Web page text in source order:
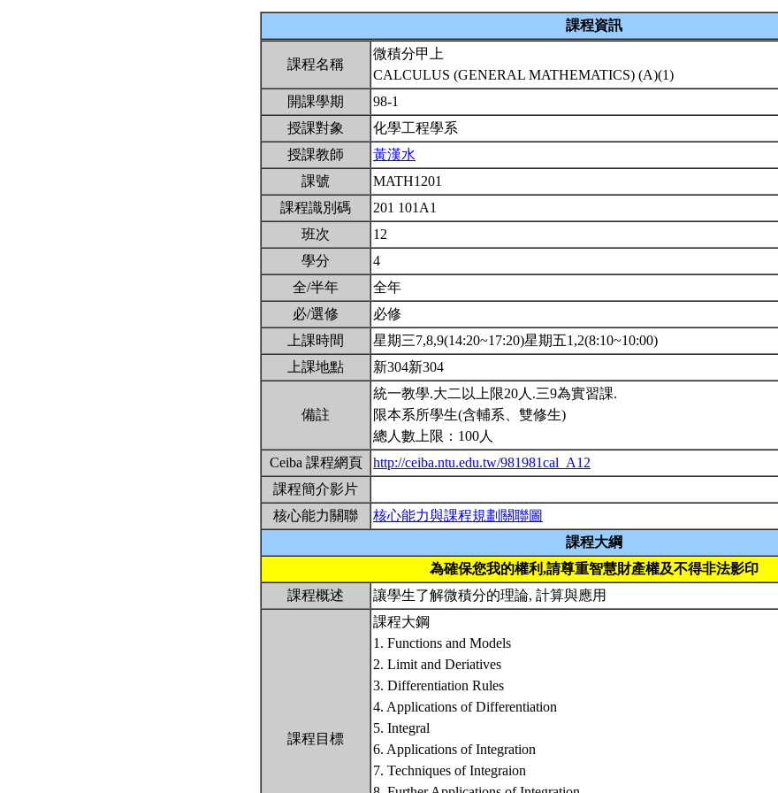
課程資訊
課程名稱
微積分甲上
CALCULUS (GENERAL MATHEMATICS) (A)(1)
開課學期
98-1
授課對象
化學工程學系
授課教師
黃漢水
課號
MATH1201
課程識別碼
201 101A1
班次
12
學分
4
全/半年
全年
必/選修
必修
上課時間
星期三7,8,9(14:20~17:20)星期五1,2(8:10~10:00)
上課地點
新304新304
備註
統一教學.大二以上限20人.三9為實習課.
限本系所學生(含輔系、雙修生)
總人數上限：100人
Ceiba 課程網頁
http://ceiba.ntu.edu.tw/981981cal_A12
課程簡介影片
核心能力關聯
核心能力與課程規劃關聯圖
課程大綱
為確保您我的權利,請尊重智慧財產權及不得非法影印
課程概述
讓學生了解微積分的理論, 計算與應用
課程目標
課程大鋼
1. Functions and Models
2. Limit and Deriatives
3. Differentiation Rules
4. Applications of Differentiation
5. Integral
6. Applications of Integration
7. Techniques of Integraion